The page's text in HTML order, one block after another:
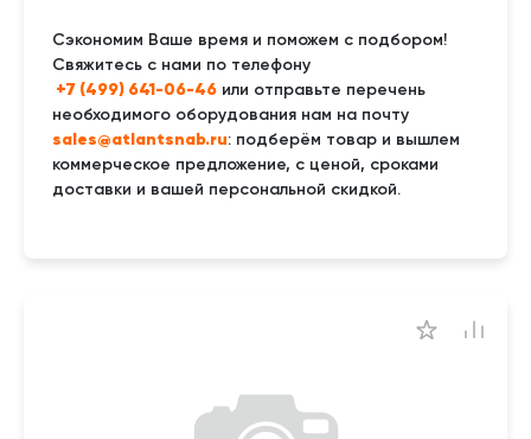
Сэкономим Ваше время и поможем с подбором!
Свяжитесь с нами по телефону
+7 (499) 641-06-46 или отправьте перечень
необходимого оборудования нам на почту
sales@atlantsnab.ru: подберём товар и вышлем
коммерческое предложение, с ценой, сроками
доставки и вашей персональной скидкой.